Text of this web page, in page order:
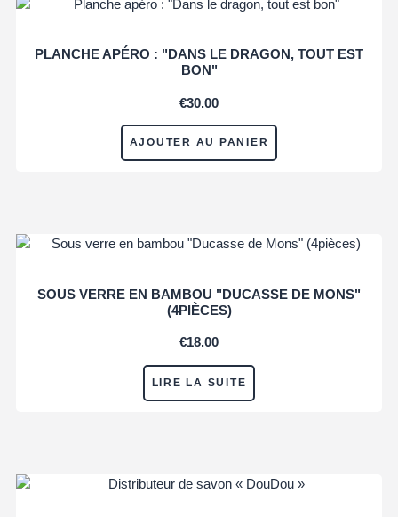
PLANCHE APÉRO : "DANS LE DRAGON, TOUT EST
BON"
€30.00
AJOUTER AU PANIER
SOUS VERRE EN BAMBOU "DUCASSE DE MONS"
(4PIÈCES)
€18.00
LIRE LA SUITE